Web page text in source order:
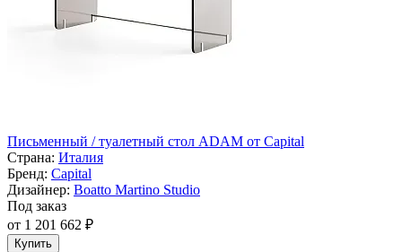
Письменный / туалетный стол ADAM от Capital
Страна: Италия
Бренд: Capital
Дизайнер: Boatto Martino Studio
Под заказ
от 1 201 662 ₽
Купить